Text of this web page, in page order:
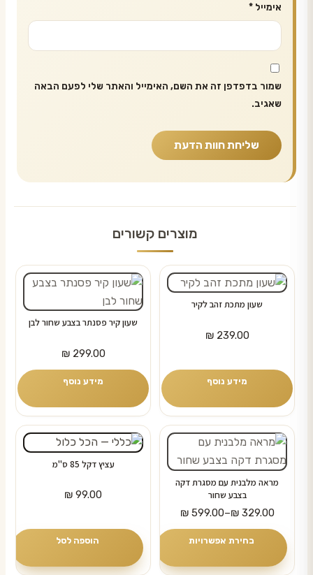
אימייל *
שמור בדפדפן זה את השם, האימייל והאתר שלי לפעם הבאה
שאגיב.
מוצרים קשורים
שעון מתכת זהב לקיר
₪239.00
מידע נוסף
שעון קיר פסנתר בצבע שחור לבן
₪299.00
מידע נוסף
מראה מלבנית עם מסגרת דקה
בצבע שחור
₪329.00
–
₪599.00
טווח
מחירים:
⁦₪ 599.00⁩
בחירת אפשרויות
למוצר
זה
סוגים.
ניתן
לבחור
את
עציץ דקל 85 ס"מ
₪ 99.00
הוספה לסל